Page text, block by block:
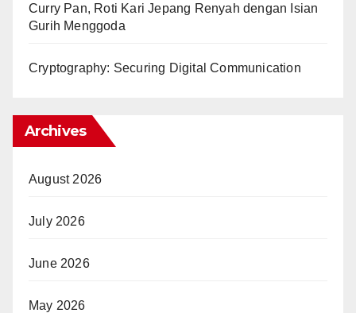
Curry Pan, Roti Kari Jepang Renyah dengan Isian
Gurih Menggoda
Cryptography: Securing Digital Communication
Archives
August 2026
July 2026
June 2026
May 2026